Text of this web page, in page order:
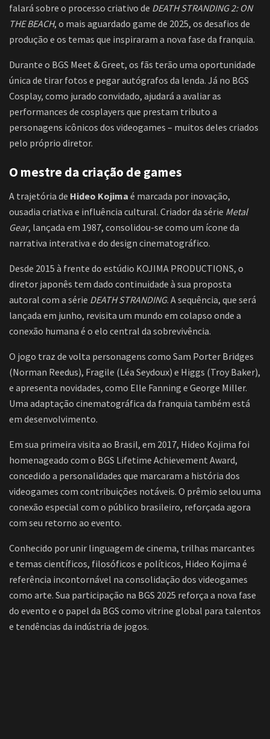
falará sobre o processo criativo de DEATH STRANDING 2: ON
THE BEACH, o mais aguardado game de 2025, os desafios de
produção e os temas que inspiraram a nova fase da franquia.
Durante o BGS Meet & Greet, os fãs terão uma oportunidade
única de tirar fotos e pegar autógrafos da lenda. Já no BGS
Cosplay, como jurado convidado, ajudará a avaliar as
performances de cosplayers que prestam tributo a
personagens icônicos dos videogames – muitos deles criados
pelo próprio diretor.
O mestre da criação de games
A trajetória de Hideo Kojima é marcada por inovação,
ousadia criativa e influência cultural. Criador da série Metal
Gear, lançada em 1987, consolidou-se como um ícone da
narrativa interativa e do design cinematográfico.
Desde 2015 à frente do estúdio KOJIMA PRODUCTIONS, o
diretor japonês tem dado continuidade à sua proposta
autoral com a série DEATH STRANDING. A sequência, que será
lançada em junho, revisita um mundo em colapso onde a
conexão humana é o elo central da sobrevivência.
O jogo traz de volta personagens como Sam Porter Bridges
(Norman Reedus), Fragile (Léa Seydoux) e Higgs (Troy Baker),
e apresenta novidades, como Elle Fanning e George Miller.
Uma adaptação cinematográfica da franquia também está
em desenvolvimento.
Em sua primeira visita ao Brasil, em 2017, Hideo Kojima foi
homenageado com o BGS Lifetime Achievement Award,
concedido a personalidades que marcaram a história dos
videogames com contribuições notáveis. O prêmio selou uma
conexão especial com o público brasileiro, reforçada agora
com seu retorno ao evento.
Conhecido por unir linguagem de cinema, trilhas marcantes
e temas científicos, filosóficos e políticos, Hideo Kojima é
referência incontornável na consolidação dos videogames
como arte. Sua participação na BGS 2025 reforça a nova fase
do evento e o papel da BGS como vitrine global para talentos
e tendências da indústria de jogos.